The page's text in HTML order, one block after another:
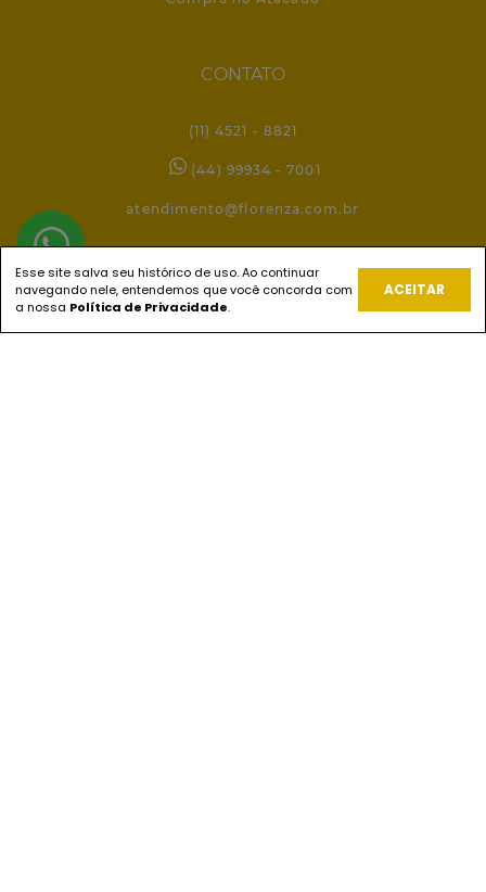
CONTATO
(11) 4521 - 8821
(44) 99934 - 7001
atendimento@florenza.com.br
REDES SOCIAIS
Esse site salva seu histórico de uso. Ao continuar
navegando nele, entendemos que você concorda com
a nossa Política de Privacidade.
ACEITAR